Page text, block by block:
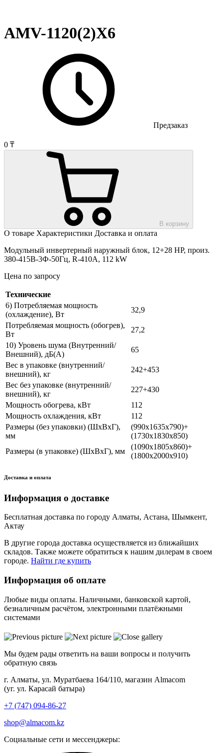
AMV-1120(2)X6
Предзаказ
0 ₸
В корзину
О товаре Характеристики Доставка и оплата
Модульный инвертерный наружный блок, 12+28 HP, произ.
380-415В-3Ф-50Гц, R-410A, 112 kW
Цена по запросу
Технические
6) Потребляемая мощность
(охлаждение), Вт
32,9
Потребляемая мощность (обогрев),
Вт
27,2
10) Уровень шума (Внутренний/
Внешний), дБ(А)
65
Вес в упаковке (внутренний/
внешний), кг
242+453
Вес без упаковке (внутренний/
внешний), кг
227+430
Мощность обогрева, кВт
112
Мощность охлаждения, кВт
112
Размеры (без упаковки) (ШхВхГ),
мм
(990х1635х790)+
(1730х1830х850)
Размеры (в упаковке) (ШхВхГ), мм
(1090х1805х860)+
(1800х2000х910)
Доставка и оплата
Информация о доставке
Бесплатная доставка по городу Алматы, Астана, Шымкент,
Актау
В другие города доставка осуществляется из ближайших
складов. Также можете обратиться к нашим дилерам в своем
городе. Найти где купить
Информация об оплате
Любые виды оплаты. Наличными, банковской картой,
безналичным расчётом, электронными платёжными
системами
Мы будем рады ответить на ваши вопросы и получить
обратную связь
г. Алматы, ул. Муратбаева 164/110, магазин Almacom
(уг. ул. Карасай батыра)
+7 (747) 094-86-27
shop@almacom.kz
Социальные сети и мессенджеры: